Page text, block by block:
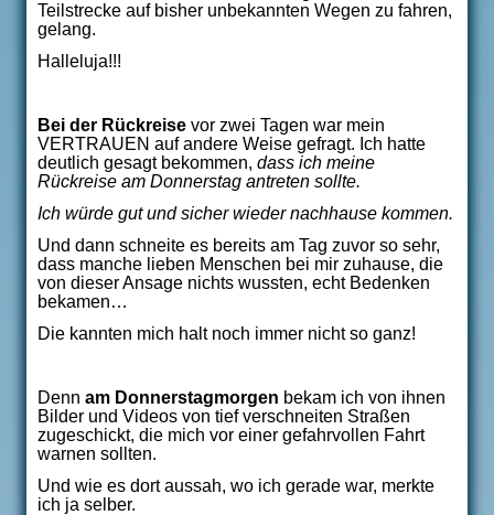
Teilstrecke auf bisher unbekannten Wegen zu fahren,
gelang.
Halleluja!!!
Bei der Rückreise vor zwei Tagen war mein
VERTRAUEN auf andere Weise gefragt. Ich hatte
deutlich gesagt bekommen, dass ich meine
Rückreise am Donnerstag antreten sollte.
Ich würde gut und sicher wieder nachhause kommen.
Und dann schneite es bereits am Tag zuvor so sehr,
dass manche lieben Menschen bei mir zuhause, die
von dieser Ansage nichts wussten, echt Bedenken
bekamen…
Die kannten mich halt noch immer nicht so ganz!
Denn am Donnerstagmorgen bekam ich von ihnen
Bilder und Videos von tief verschneiten Straßen
zugeschickt, die mich vor einer gefahrvollen Fahrt
warnen sollten.
Und wie es dort aussah, wo ich gerade war, merkte
ich ja selber.